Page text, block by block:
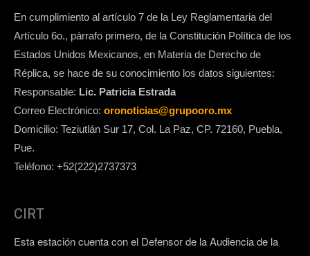
En cumplimiento al artículo 7 de la Ley Reglamentaria del
Artículo 6o., párrafo primero, de la Constitución Política de los
Estados Unidos Mexicanos, en Materia de Derecho de
Réplica, se hace de su conocimiento los datos siguientes:
Responsable: Lic. Patricia Estrada
Correo Electrónico: oronoticias@grupooro.mx
Domicilio: Teziutlán Sur 17, Col. La Paz, CP. 72160, Puebla,
Pue.
Teléfono: +52(222)2737373
CIRT
Esta estación cuenta con el Defensor de la Audiencia de la